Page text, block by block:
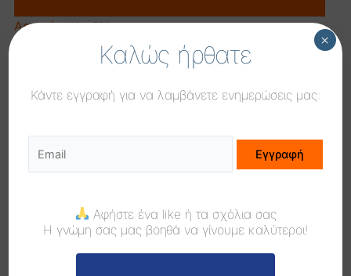
Αρχική Net Billing
Καλώς ήρθατε
Κάντε εγγραφή για να λαμβάνετε ενημερώσεις μας:
Αφήστε ένα like ή τα σχόλια σας
Η γνώμη σας μας βοηθά να γίνουμε καλύτεροι!
×